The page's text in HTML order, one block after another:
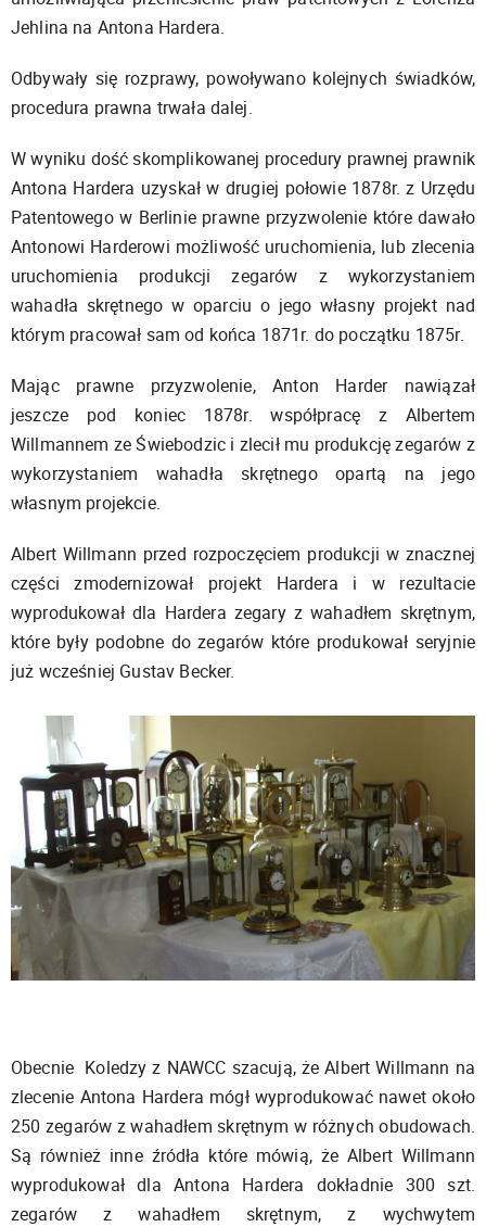
Jehlina na Antona Hardera.
Odbywały się rozprawy, powoływano kolejnych świadków,
procedura prawna trwała dalej.
W wyniku dość skomplikowanej procedury prawnej prawnik
Antona Hardera uzyskał w drugiej połowie 1878r. z Urzędu
Patentowego w Berlinie prawne przyzwolenie które dawało
Antonowi Harderowi możliwość uruchomienia, lub zlecenia
uruchomienia produkcji zegarów z wykorzystaniem
wahadła skrętnego w oparciu o jego własny projekt nad
którym pracował sam od końca 1871r. do początku 1875r.
Mając prawne przyzwolenie, Anton Harder nawiązał
jeszcze pod koniec 1878r. współpracę z Albertem
Willmannem ze Świebodzic i zlecił mu produkcję zegarów z
wykorzystaniem wahadła skrętnego opartą na jego
własnym projekcie.
Albert Willmann przed rozpoczęciem produkcji w znacznej
części zmodernizował projekt Hardera i w rezultacie
wyprodukował dla Hardera zegary z wahadłem skrętnym,
które były podobne do zegarów które produkował seryjnie
już wcześniej Gustav Becker.
Obecnie Koledzy z NAWCC szacują, że Albert Willmann na
zlecenie Antona Hardera mógł wyprodukować nawet około
250 zegarów z wahadłem skrętnym w różnych obudowach.
Są również inne źródła które mówią, że Albert Willmann
wyprodukował dla Antona Hardera dokładnie 300 szt.
zegarów z wahadłem skrętnym, z wychwytem